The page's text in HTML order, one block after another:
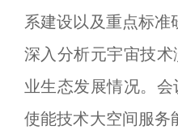
系建设以及重点标准
深入分析元宇宙技
业生态发展情况。
使能技术大空间服务